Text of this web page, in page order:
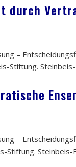
durch
–
Stiftung.
–
Stiftung. Steinbeis-